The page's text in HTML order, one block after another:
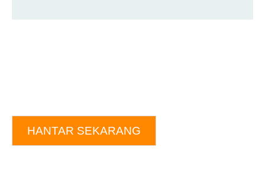
HANTAR SEKARANG